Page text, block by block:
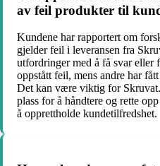
av feil produkter til
Kundene har rapportert om
gjelder feil i leveransen fra
utfordringer med å få svar eller
oppstått feil, mens andre har
Det kan være viktig for
plass for å håndtere og rette
å opprettholde kundetilfredshet.